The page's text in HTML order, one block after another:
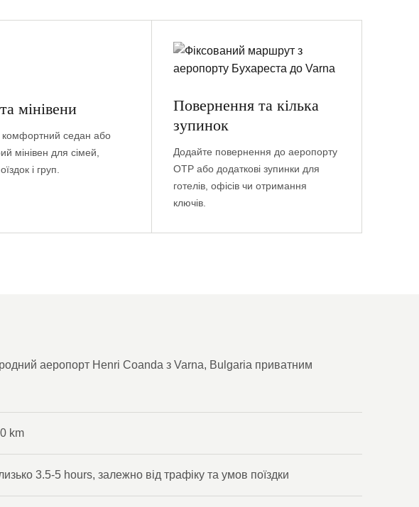
мінівени
комфортний седан або
мінівен для сімей,
і груп.
Повернення та кілька
зупинок
Додайте повернення до аеропорту
OTP або додаткові зупинки для
готелів, офісів чи отримання
ключів.
аеропорт Henri Coanda з Varna, Bulgaria приватним
km
3.5-5 hours, залежно від трафіку та умов поїздки